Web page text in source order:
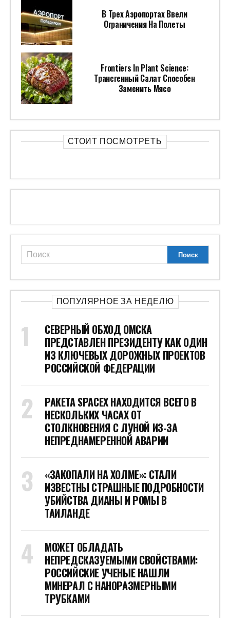
В Трех Аэропортах Ввели
Ограничения На Полеты
Frontiers In Plant Science:
Трансгенный Салат Способен
Заменить Мясо
СТОИТ ПОСМОТРЕТЬ
ПОПУЛЯРНОЕ ЗА НЕДЕЛЮ
СЕВЕРНЫЙ ОБХОД ОМСКА
ПРЕДСТАВЛЕН ПРЕЗИДЕНТУ КАК ОДИН
ИЗ КЛЮЧЕВЫХ ДОРОЖНЫХ ПРОЕКТОВ
РОССИЙСКОЙ ФЕДЕРАЦИИ
РАКЕТА SPACEX НАХОДИТСЯ ВСЕГО В
НЕСКОЛЬКИХ ЧАСАХ ОТ
СТОЛКНОВЕНИЯ С ЛУНОЙ ИЗ-ЗА
НЕПРЕДНАМЕРЕННОЙ АВАРИИ
«ЗАКОПАЛИ НА ХОЛМЕ»: СТАЛИ
ИЗВЕСТНЫ СТРАШНЫЕ ПОДРОБНОСТИ
УБИЙСТВА ДИАНЫ И РОМЫ В
ТАИЛАНДЕ
МОЖЕТ ОБЛАДАТЬ
НЕПРЕДСКАЗУЕМЫМИ СВОЙСТВАМИ:
РОССИЙСКИЕ УЧЕНЫЕ НАШЛИ
МИНЕРАЛ С НАНОРАЗМЕРНЫМИ
ТРУБКАМИ